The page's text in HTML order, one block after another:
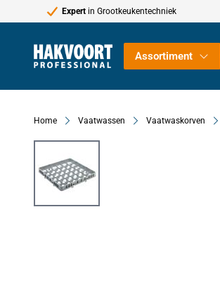
Expert in Grootkeukentechniek
Assortiment
Home Vaatwassen Vaatwaskorven